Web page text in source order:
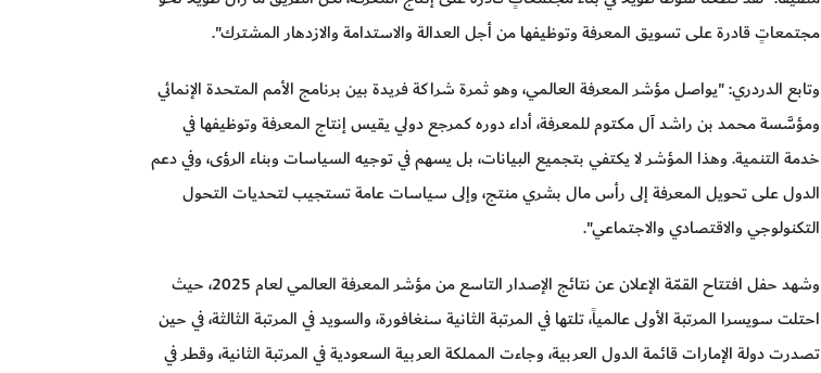
مجتمعاتٍ قادرة على تسويق المعرفة وتوظيفها من أجل العدالة والاستدامة والازدهار المشترك".
وتابع الدردري: "يواصل مؤشر المعرفة العالمي، وهو ثمرة شراكة فريدة بين برنامج الأمم المتحدة الإنمائي
ومؤسَّسة محمد بن راشد آل مكتوم للمعرفة، أداء دوره كمرجع دولي يقيس إنتاج المعرفة وتوظيفها في
خدمة التنمية. وهذا المؤشر لا يكتفي بتجميع البيانات، بل يسهم في توجيه السياسات وبناء الرؤى، وفي دعم
الدول على تحويل المعرفة إلى رأس مال بشري منتج، وإلى سياسات عامة تستجيب لتحديات التحول
التكنولوجي والاقتصادي والاجتماعي".
وشهد حفل افتتاح القمّة الإعلان عن نتائج الإصدار التاسع من مؤشر المعرفة العالمي لعام 2025، حيث
احتلت سويسرا المرتبة الأولى عالمياً، تلتها في المرتبة الثانية سنغافورة، والسويد في المرتبة الثالثة، في حين
تصدرت دولة الإمارات قائمة الدول العربية، وجاءت المملكة العربية السعودية في المرتبة الثانية، وقطر في